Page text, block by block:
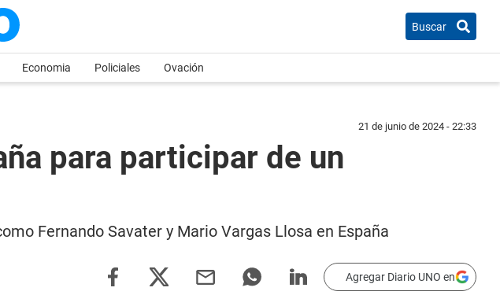
Buscar
Economia Policiales Ovación
21 de junio de 2024 - 22:33
para participar de un
Fernando Savater y Mario Vargas Llosa en España
Agregar Diario UNO en